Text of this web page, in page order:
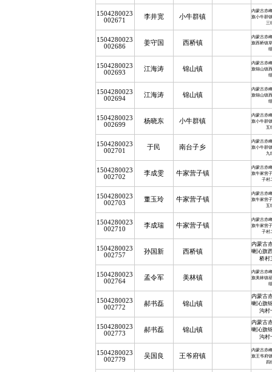
1504280023
002671
李井宽 小牛群镇
内蒙古赤
旗小牛群
三
1504280023
002686
姜守国 西桥镇
内蒙古赤
旗西桥镇
组
1504280023
002693
江海涛 锦山镇
内蒙古赤
旗锦山镇
组
1504280023
002694
江海涛 锦山镇
内蒙古赤
旗锦山镇
组
1504280023
002699
杨晓东 小牛群镇
内蒙古赤
旗小牛群
五
1504280023
002701
于民 南台子乡
内蒙古赤
旗小牛群
九
1504280023
002702
李成雯 牛家营子镇
内蒙古赤
旗牛家营
子村
1504280023
002703
董玉玲 牛家营子镇
内蒙古赤
旗牛家营
五
1504280023
002710
李成瑞 牛家营子镇
内蒙古赤
旗牛家营
子村
1504280023
002757
孙国新 西桥镇
内蒙古
喇沁旗
桥村
1504280023
002764
孟令军 美林镇
内蒙古赤
旗美林镇
组
1504280023
002772
郝书磊 锦山镇
内蒙古
喇沁旗
沟村
1504280023
002773
郝书磊 锦山镇
内蒙古
喇沁旗
沟村
1504280023
002779
吴国良 王爷府镇
内蒙古赤
旗王爷府
四